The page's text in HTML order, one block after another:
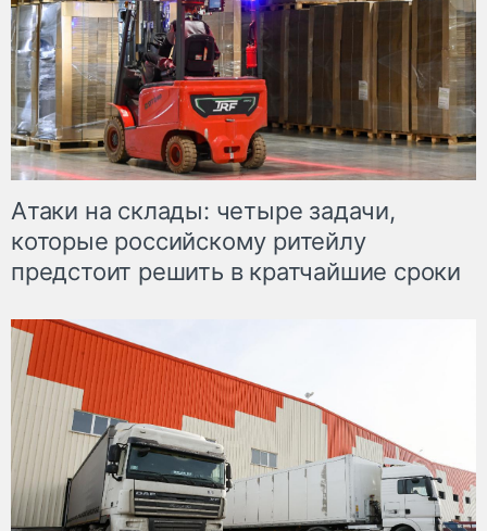
Атаки на склады: четыре задачи,
которые российскому ритейлу
предстоит решить в кратчайшие сроки